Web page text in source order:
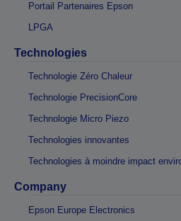
Portail Partenaires Epson
LPGA
Technologies
Technologie Zéro Chaleur
Technologie PrecisionCore
Technologie Micro Piezo
Technologies innovantes
Technologies à moindre impact
Company
Epson Europe Electronics